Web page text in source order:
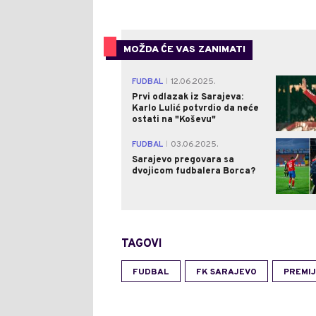
MOŽDA ĆE VAS ZANIMATI
FUDBAL
12.06.2025.
Prvi odlazak iz Sarajeva:
Karlo Lulić potvrdio da neće
ostati na "Koševu"
FUDBAL
03.06.2025.
Sarajevo pregovara sa
dvojicom fudbalera Borca?
TAGOVI
FUDBAL FK SARAJEVO